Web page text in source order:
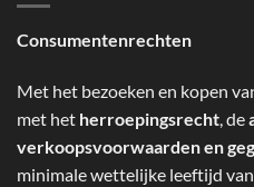
Consumentenrechten
Met het bezoeken en kopen
met het herroepingsrecht, de
verkoopsvoorwaarden en
minimale wettelijke leeftijd